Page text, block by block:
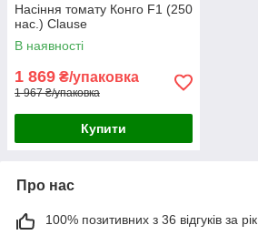
Насіння томату Конго F1 (250
нас.) Clause
В наявності
1 869 ₴/упаковка
1 967 ₴/упаковка
Купити
Про нас
100% позитивних з 36 відгуків за рік